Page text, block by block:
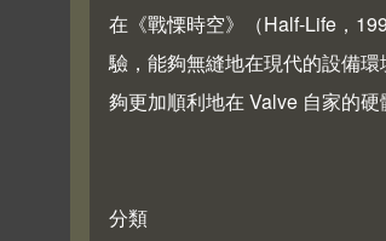
在《戰慄時空》（Half-Life，
驗，能夠無縫地在現代的設備
夠更加順利地在 Valve 自家的硬
分類